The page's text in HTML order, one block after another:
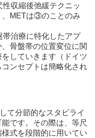
収縮後弛緩テクニッ
、METは③のことのみ
帯治療に特化したアプ
骨盤帯の位置変位に関
していきます（ドイツ
ンセプトは簡略化され
て分節的なスタビライ
です。その際は、等尺
式を段階的に用いてい